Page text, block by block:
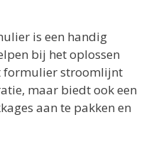
is een handig
bij het oplossen
formulier stroomlijnt
maar biedt ook een
aan te pakken en